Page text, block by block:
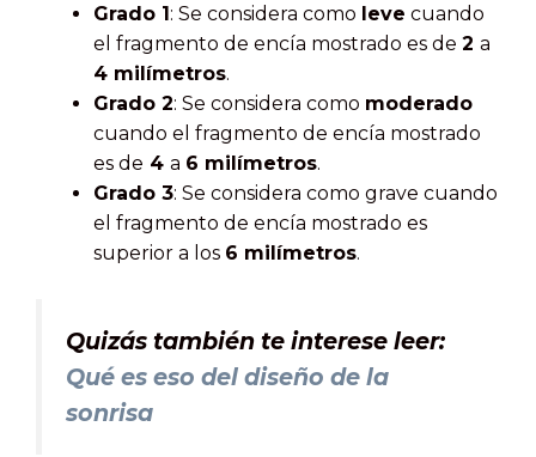
Grado 1 : Se considera como leve cuando
el fragmento de encía mostrado es de 2 a
4 milímetros.
Grado 2: Se considera como moderado
cuando el fragmento de encía mostrado
es de 4 a 6 milímetros.
Grado 3: Se considera como grave cuando
el fragmento de encía mostrado es
superior a los 6 milímetros.
Quizás también te interese leer:
Qué es eso del diseño de la
sonrisa